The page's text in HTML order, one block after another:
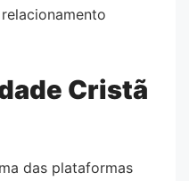
Cristã
das plataformas